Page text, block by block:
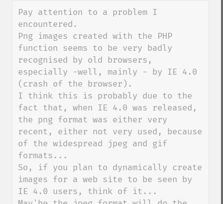
Pay attention to a problem I
encountered.
Png images created with the PHP
function seems to be very badly
recognised by old browsers,
especially -well, mainly - by IE 4.0
(crash of the browser).
I think this is probably due to the
fact that, when IE 4.0 was released,
the png format was either very
recent, either not very used, because
of the widespread jpeg and gif
formats...
So, if you plan to dynamically create
images for a web site to be seen by
IE 4.0 users, think of it...